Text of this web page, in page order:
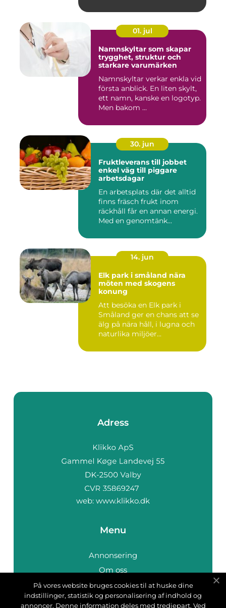
01. jul
Namnskyltar som skapar
trygghet, struktur och
starkare varumärken
Namnskyltar verkar enkla vid
första anblick. En liten skylt,
ett namn, kanske en logotyp.
Men bakom ...
30. jun
Fruktleverans till jobbet
enkel väg till piggare
arbetsdagar
En arbetsplats där det alltid
finns fräsch frukt inom
räckhåll får en annan energi.
Med en genomtänk...
14. jun
Elk park i småland nära
möten med skogens
konung
Att besöka en Elk park i
Småland ger en chans att se
älg på nära håll, i lugna och
naturlika miljöer...
Adress
web: www.klikko.dk
Menu
Annonsering
Om oss
Cookies
Kontakta oss
På vores website bruges cookies til at huske dine
indstillinger, statistik og personalisering af indhold og
annoncer. Denne information deles med tredjepart. Ved